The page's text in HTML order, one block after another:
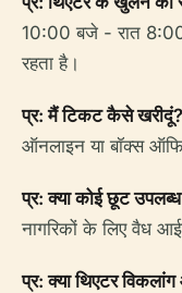
10:00 बजे - रात 8:00
रहता है।
प्र: मैं टिकट कैसे खरीदूं?
ऑनलाइन या बॉक्स
प्र: क्या कोई छूट
नागरिकों के लिए वैध
प्र: क्या थिएटर